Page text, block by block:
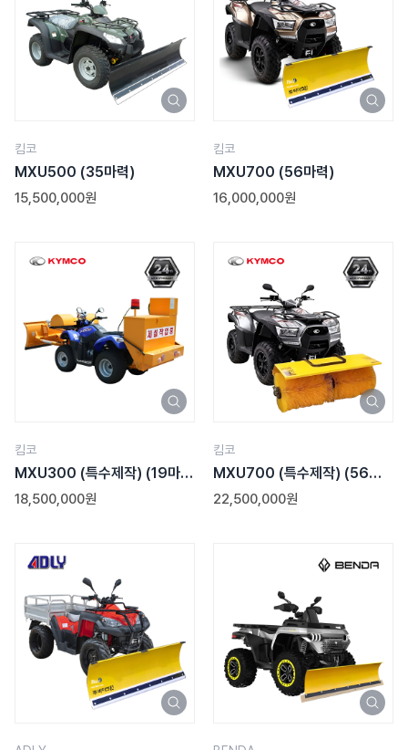
킴코
MXU500 (35마력)
15,500,000원
킴코
MXU700 (56마력)
16,000,000원
킴코
MXU300 (특수제작) (19마
력)
18,500,000원
킴코
MXU700 (특수제작) (56마
력)
22,500,000원